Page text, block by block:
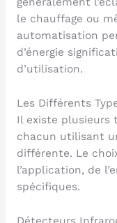
le chauffage ou
automatisation
d’énergie
d’utilisation.
Les Différents
Il existe plusieurs
chacun utilisant
différente. Le
l’application, de
spécifiques.